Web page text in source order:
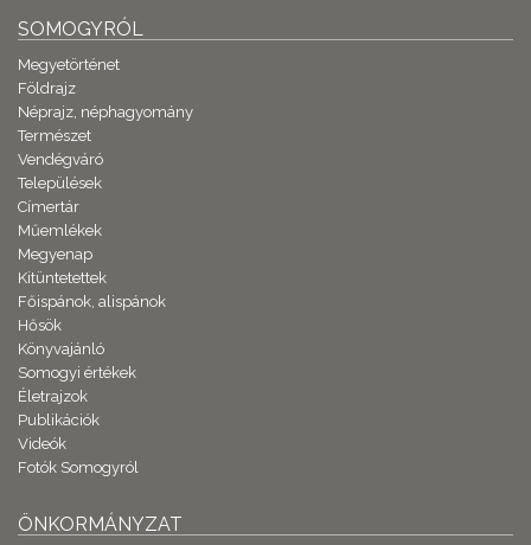
SOMOGYRÓL
Megyetörténet
Földrajz
Néprajz, néphagyomány
Természet
Vendégváró
Települések
Címertár
Műemlékek
Megyenap
Kitüntetettek
Főispánok, alispánok
Hősök
Könyvajánló
Somogyi értékek
Életrajzok
Publikációk
Videók
Fotók Somogyról
ÖNKORMÁNYZAT